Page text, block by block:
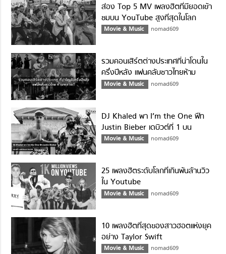
ส่อง Top 5 MV เพลงฮิตที่มียอดเข้า
ชมบน YouTube สูงที่สุดในโลก
Movie & Music nomad609
รวมคอนเสิร์ตต่างประเทศที่น่าโดนใน
ครึ่งปีหลัง แฟนคลับชาวไทยห้าม
พลาด!!
Movie & Music nomad609
DJ Khaled พา I’m the One ฟีท
Justin Bieber เดบิวต์ที่ 1 บน
Billboard Hot 100
Movie & Music nomad609
25 เพลงฮิตระดับโลกที่เกินพันล้านวิว
ใน Youtube
Movie & Music nomad609
10 เพลงฮิตที่สุดของสาวฮอตแห่งยุค
อย่าง Taylor Swift
Movie & Music nomad609